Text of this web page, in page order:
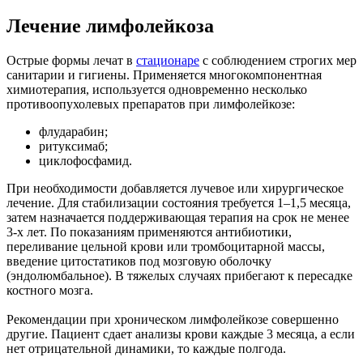
Лечение лимфолейкоза
Острые формы лечат в стационаре с соблюдением строгих мер
санитарии и гигиены. Применяется многокомпонентная
химиотерапия, используется одновременно несколько
противоопухолевых препаратов при лимфолейкозе:
флударабин;
ритуксимаб;
циклофосфамид.
При необходимости добавляется лучевое или хирургическое
лечение. Для стабилизации состояния требуется 1–1,5 месяца,
затем назначается поддерживающая терапия на срок не менее
3-х лет. По показаниям применяются антибиотики,
переливание цельной крови или тромбоцитарной массы,
введение цитостатиков под мозговую оболочку
(эндолюмбальное). В тяжелых случаях прибегают к пересадке
костного мозга.
Рекомендации при хроническом лимфолейкозе совершенно
другие. Пациент сдает анализы крови каждые 3 месяца, а если
нет отрицательной динамики, то каждые полгода.